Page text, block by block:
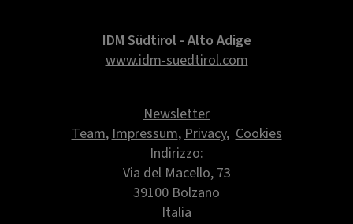
IDM Südtirol - Alto Adige
www.idm-suedtirol.com
Newsletter
Team,Impressum,Privacy,Cookies
Indirizzo:
Via del Macello, 73
39100 Bolzano
Italia